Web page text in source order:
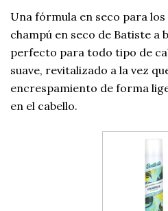
Una fórmula en seco para
champú en seco de Batiste a
perfecto para todo tipo de
suave, revitalizado a la vez
encrespamiento de forma
en el cabello.